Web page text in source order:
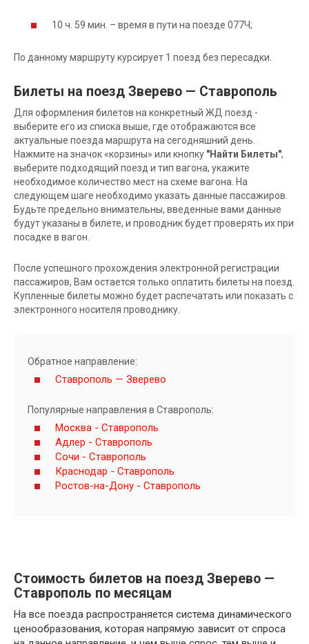
10 ч. 59 мин. – время в пути на поезде 077Ч;
По данному маршруту курсирует 1 поезд без пересадки.
Билеты на поезд Зверево — Ставрополь
Для оформления билетов на конкретный ЖД поезд -
выберите его из списка выше, где отображаются все
актуальные поезда маршрута на сегодняшний день.
Нажмите на значок «корзины» или кнопку "Найти Билеты",
выберите подходящий поезд и тип вагона, укажите
необходимое количество мест на схеме вагона. На
следующем шаге необходимо указать данные пассажиров.
Будьте предельно внимательны, введенные вами данные
будут указаны в билете, и проводник будет проверять их при
посадке в вагон.
После успешного прохождения электронной регистрации
пассажиров, Вам остается только оплатить билеты на поезд.
Купленные билеты можно будет распечатать или показать с
электронного носителя проводнику.
Обратное направление:
Ставрополь — Зверево
Популярные направления в Ставрополь:
Москва - Ставрополь
Адлер - Ставрополь
Сочи - Ставрополь
Краснодар - Ставрополь
Ростов-на-Дону - Ставрополь
Стоимость билетов на поезд Зверево —
Ставрополь по месяцам
На все поезда распространяется система динамического
ценообразования, которая напрямую зависит от спроса